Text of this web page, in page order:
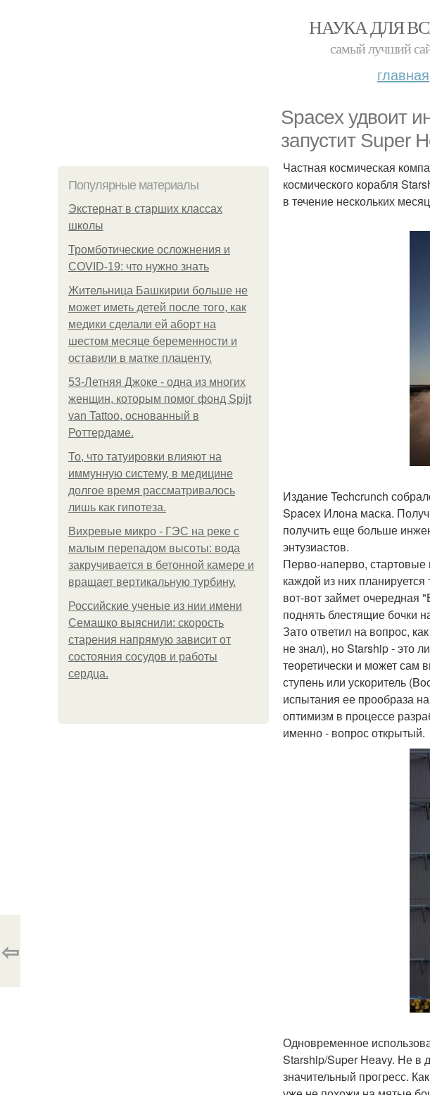
НАУКА ДЛЯ
самый лучший
главная
Spacex удвоит
запустит Super
Популярные материалы
Экстернат в старших классах
школы
Тромботические осложнения и
COVID-19: что нужно знать
Жительница Башкирии больше не
может иметь детей после того, как
медики сделали ей аборт на
шестом месяце беременности и
оставили в матке плаценту.
53-Летняя Джоке - одна из многих
женщин, которым помог фонд Spijt
van Tattoo, основанный в
Роттердаме.
То, что татуировки влияют на
иммунную систему, в медицине
долгое время рассматривалось
лишь как гипотеза.
Вихревые микро - ГЭС на реке с
малым перепадом высоты: вода
закручивается в бетонной камере и
вращает вертикальную турбину.
Российские ученые из нии имени
Семашко выяснили: скорость
старения напрямую зависит от
состояния сосудов и работы
сердца.
Частная космическая
космического корабля
в течение нескольких
Издание Techcrunch
Spacex Илона маска.
получить еще больше
энтузиастов.
Перво-наперво, стартовые
каждой из них
вот-вот займет
поднять блестящие бочки
Зато ответил на вопрос,
не знал), но Starship - это
теоретически и может сам
ступень или ускоритель
испытания ее прообраза
оптимизм в процессе
именно - вопрос открытый.
Одновременное
Starship/Super Heavy. Не в
значительный прогресс.
⇦